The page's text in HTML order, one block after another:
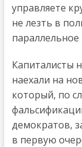
управляете
не лезть в
параллельное
Капиталисты
наехали на
который, по
демократов,
в первую